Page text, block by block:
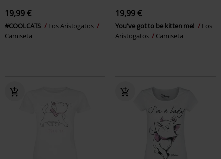
19,99 €
#COOLCATS
Los Aristogatos
Camiseta
19,99 €
You've got to be kitten me!
Los
Aristogatos
Camiseta